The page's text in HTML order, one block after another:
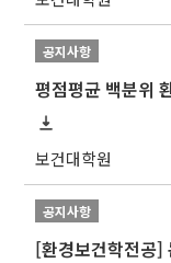
공지사항
평점평균 백분위
보건대학원
공지사항
[환경보건학전공]